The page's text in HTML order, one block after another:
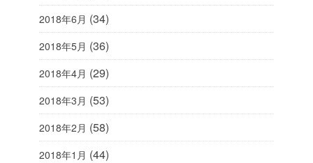
2018年6月 (34)
2018年5月 (36)
2018年4月 (29)
2018年3月 (53)
2018年2月 (58)
2018年1月 (44)